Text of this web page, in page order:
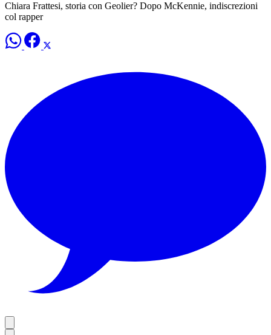
Chiara Frattesi, storia con Geolier? Dopo McKennie, indiscrezioni
col rapper